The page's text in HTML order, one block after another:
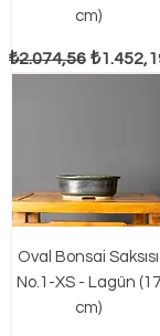
cm)
Normal Fiyat
₺2.074,56 İndirimli
Oval Bonsai Saksısı
No.1-XS - Lagün (17
cm)